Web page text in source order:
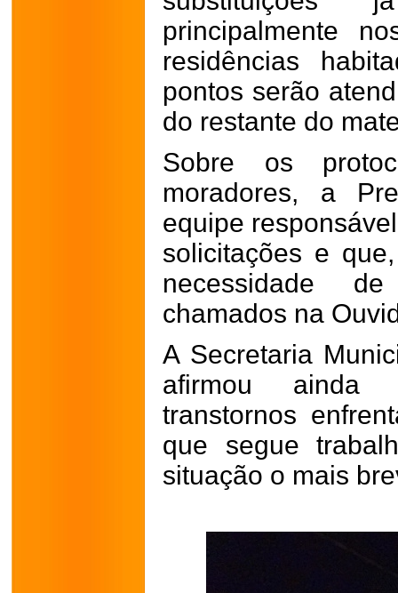
principalmente
residências
pontos serão
do restante do
Sobre os
moradores, a
equipe
solicitações e
necessidade
chamados na
A Secretaria
afirmou ainda
transtornos
que segue
situação o mais